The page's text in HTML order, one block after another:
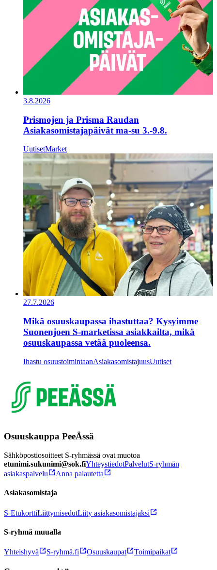
3.8.2026
Prismojen ja Prisma Raudan
Asiakasomistajapäivät ma-su 3.-9.8.
UutisetMarket
27.7.2026
Mikä osuuskaupassa ihastuttaa? Kysyimme
Suonenjoen S-marketissa asiakkailta, mikä
osuuskaupassa vetää puoleensa.
Ihastu osuustoimintaanAsiakasomistajuusUutiset
Osuuskauppa PeeÄssä
Sähköpostiosoitteet S-ryhmässä ovat muotoa
etunimi.sukunimi@sok.fiYhteystiedotPalvelutS-ryhmän
asiakaspalvelu
Anna palautetta
Asiakasomistaja
S-EtukorttiLiittymisedutLiity asiakasomistajaksi
S-ryhmä muualla
Yhteishyvä S-ryhmä.fi Osuuskaupat Toimipaikat